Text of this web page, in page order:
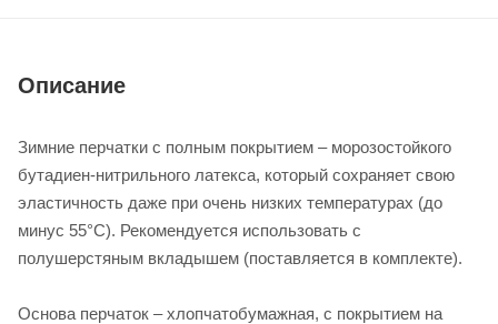
Описание
Зимние перчатки с полным покрытием – морозостойкого
бутадиен-нитрильного латекса, который сохраняет свою
эластичность даже при очень низких температурах (до
минус 55°С). Рекомендуется использовать с
полушерстяным вкладышем (поставляется в комплекте).
Основа перчаток – хлопчатобумажная, с покрытием на